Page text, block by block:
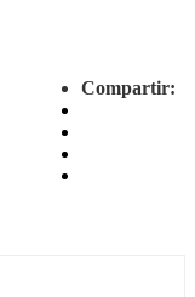
Compartir: